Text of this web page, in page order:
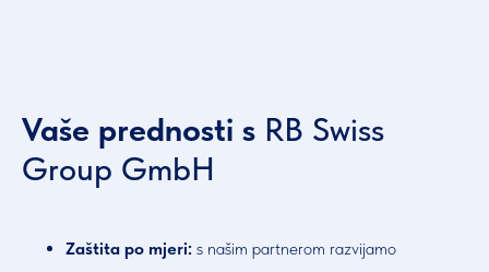
Vaše prednosti s RB Swiss
Group GmbH
Zaštita po mjeri: s našim partnerom razvijamo